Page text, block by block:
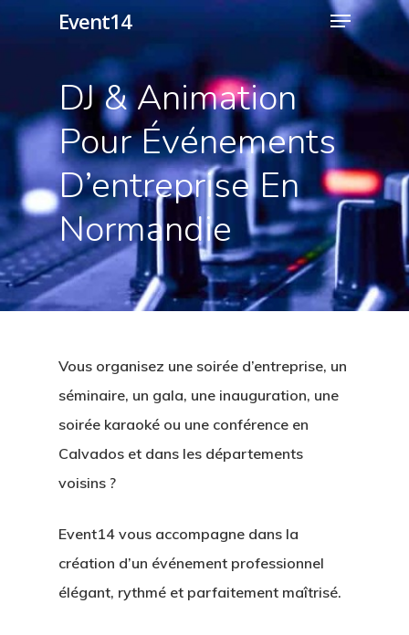
Event14 Menu
DJ & Animation
Pour Événements
D’entreprise En
Normandie
Vous organisez une soirée d’entreprise, un
séminaire, un gala, une inauguration, une
soirée karaoké ou une conférence en
Calvados et dans les départements
voisins ?
Event14 vous accompagne dans la
création d’un événement professionnel
élégant, rythmé et parfaitement maîtrisé.
Close
Menu